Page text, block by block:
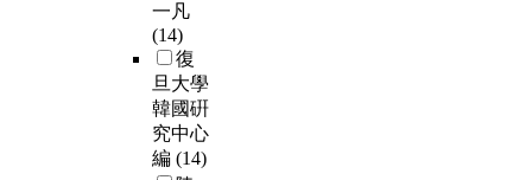
一凡
(14)
復
旦大學
韓國硏
究中心
編 (14)